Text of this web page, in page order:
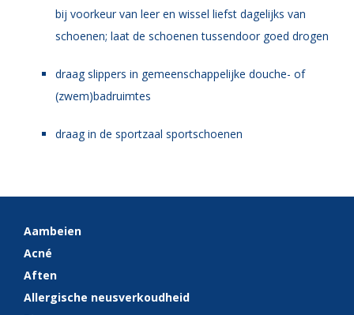
bij voorkeur van leer en wissel liefst dagelijks van
schoenen; laat de schoenen tussendoor goed drogen
draag slippers in gemeenschappelijke douche- of
(zwem)badruimtes
draag in de sportzaal sportschoenen
Aambeien
Acné
Aften
Allergische neusverkoudheid